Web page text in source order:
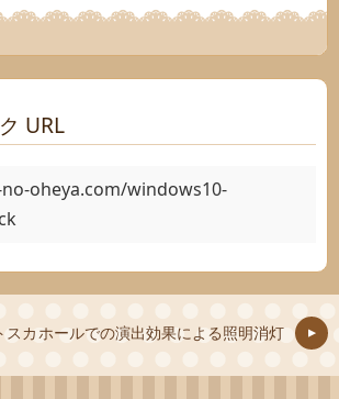
URL
oheya.com/windows10-
スカ ホールでの演出効果による照明消灯